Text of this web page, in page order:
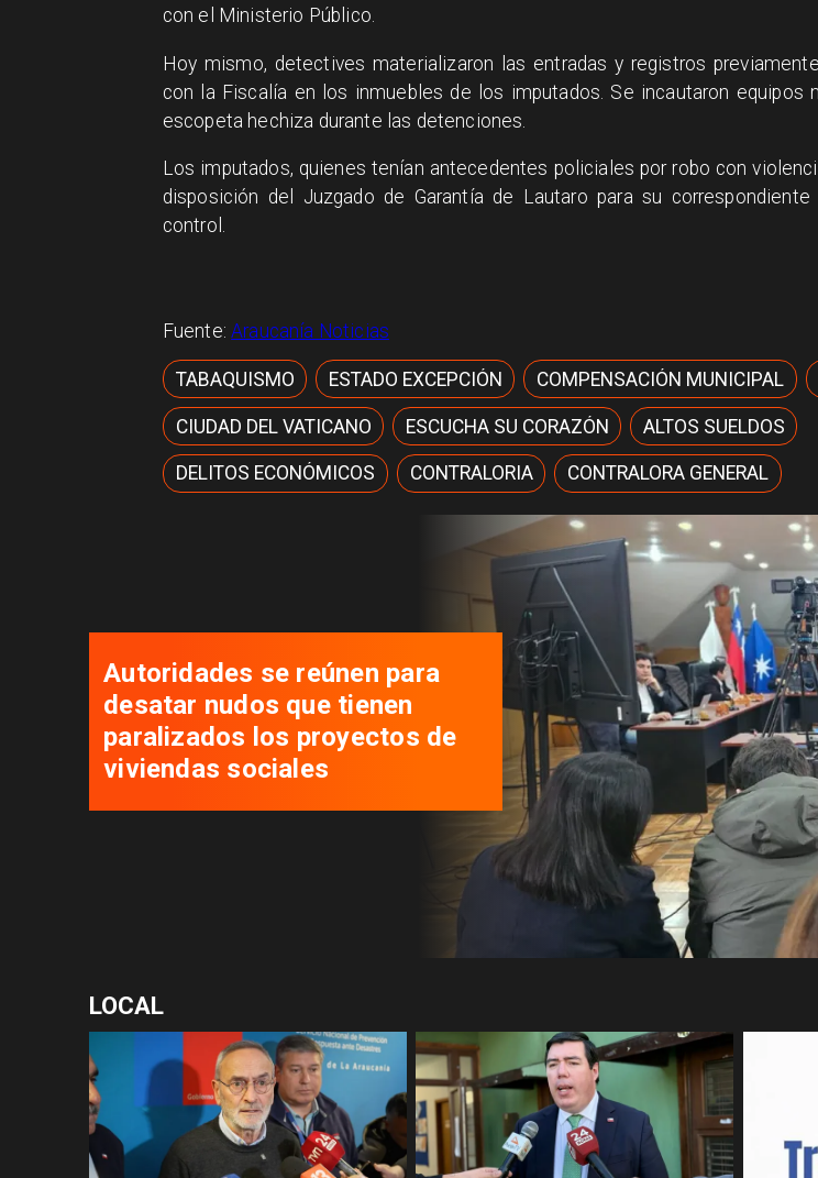
con el Ministerio Público.
Hoy mismo, detectives materializaron las entradas y registros
con la Fiscalía en los inmuebles de los imputados. Se incautaron equipos
escopeta hechiza durante las detenciones.
Los imputados, quienes tenían antecedentes policiales por robo con
disposición del Juzgado de Garantía de Lautaro para su correspondiente
control.
Fuente:Araucanía Noticias
TABAQUISMO ESTADO EXCEPCIÓN COMPENSACIÓN MUNICIPAL
CIUDAD DEL VATICANO ESCUCHA SU CORAZÓN ALTOS SUELDOS
DELITOS ECONÓMICOS CONTRALORIA CONTRALORA GENERAL
Autoridades se reúnen para
desatar nudos que tienen
paralizados los proyectos de
viviendas sociales
LOCAL